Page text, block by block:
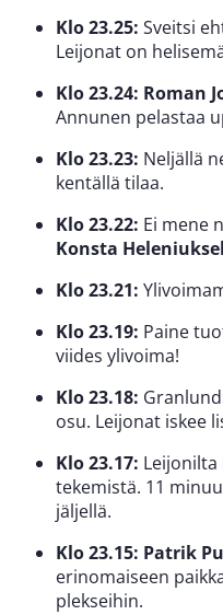
Klo 23.25: Sveitsi
Leijonat on
Klo 23.24: Roman
Annunen pelastaa
Klo 23.23: Neljällä
kentällä tilaa.
Klo 23.22: Ei mene
Konsta
Klo 23.21:
Klo 23.19: Paine
viides ylivoima!
Klo 23.18:
osu. Leijonat iskee
Klo 23.17:
tekemistä. 11
jäljellä.
Klo 23.15: Patrik
erinomaiseen
plekseihin.